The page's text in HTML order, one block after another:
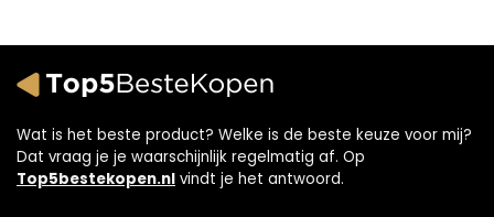
Wat is het beste product? Welke is de beste keuze voor mij?
Dat vraag je je waarschijnlijk regelmatig af. Op
Top5bestekopen.nl vindt je het antwoord.